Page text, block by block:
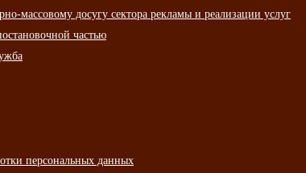
массовому досугу сектора рекламы и реализации услуг
частью
персональных данных